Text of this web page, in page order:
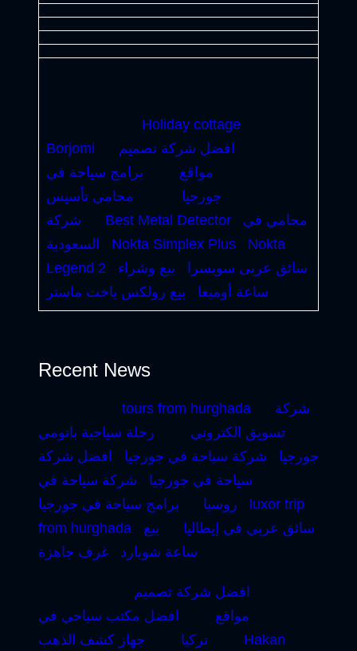
Holiday cottage
Borjomi
افضل شركة تصميم
مواقع
برامج سياحة في
جورجيا
محامي تأسيس
شركة
Best Metal Detector
محامي في
السعودية
Nokta Simplex Plus
Nokta
Legend 2
سائق عربى سويسرا
بيع وشراء
ساعة أوميغا
بيع رولكس ياخت ماستر
Recent News
tours from hurghada
شركة
تسويق الكتروني
رحلة سياحية باتومي
جورجيا
شركة سياحة في جورجيا
افضل شركة
سياحة في جورجيا
شركة سياحة في
روسيا
برامج سياحة في جورجيا
luxor trip
from hurghada
سائق عربي في إيطاليا
بيع
ساعة شوبارد
غرف جاهزة
افضل شركة تصميم
مواقع
افضل مكتب سياحي في
تركيا
جهاز كشف الذهب Hakan